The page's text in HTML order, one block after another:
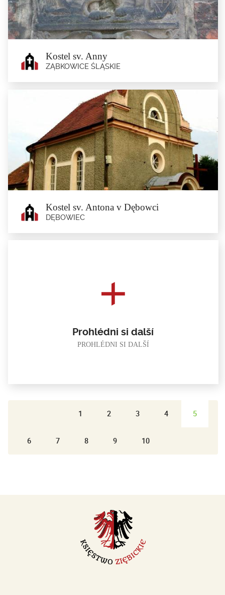
Postaven ve 14. století v gotickém stylu. Svatý Anton (nyní...
Kostel sv. Anny
ZĄBKOWICE ŚLĄSKIE
Kostel sv. Anny
Ząbkowice Śląskie
Je to gotická hala postavená v roce 1415. V jedné kruchtě,...
Kostel sv. Antona v Dębowci
DĘBOWIEC
Dębowiec
Chrám z roku 1834, s prvky neo-baroka a klasicismu. Cenným vybavením
Prohlédni si další
PROHLÉDNI SI DALŠÍ
1 2 3 4 5
6 7 8 9 10